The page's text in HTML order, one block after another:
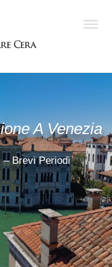
A Venezia
– Brevi Periodi